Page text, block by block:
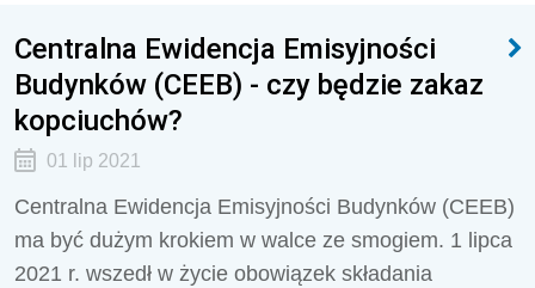
Centralna Ewidencja Emisyjności
Budynków (CEEB) - czy będzie zakaz
kopciuchów?
01 lip 2021
Centralna Ewidencja Emisyjności Budynków (CEEB)
ma być dużym krokiem w walce ze smogiem. 1 lipca
2021 r. wszedł w życie obowiązek składania